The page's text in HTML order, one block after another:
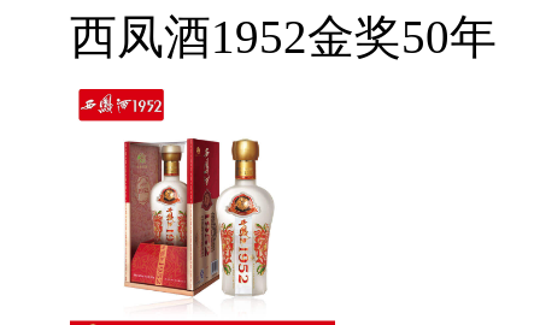
西凤酒1952金奖50年